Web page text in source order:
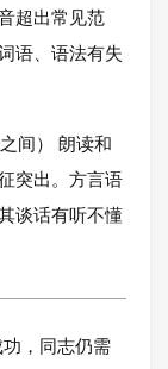
超出常见范
语、语法有失
间） 朗读和
突出。方言语
谈话有听不懂
，同志仍需